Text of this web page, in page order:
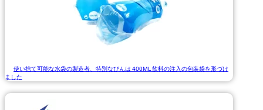
使い捨て可能な水袋の製造者、特別なびんは 400ML 飲料の注入の包装袋を形づけ
ました